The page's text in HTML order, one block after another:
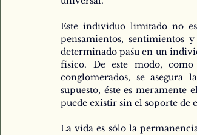
Este individuo limitado no
pensamientos, sentimientos
determinado paśu en un
físico. De este modo,
conglomerados, se
supuesto, éste es meramente
puede existir sin el soporte de
La vida es sólo la